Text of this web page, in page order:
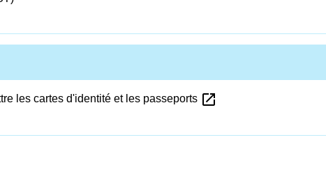
les cartes d'identité et les passeports open_in_new